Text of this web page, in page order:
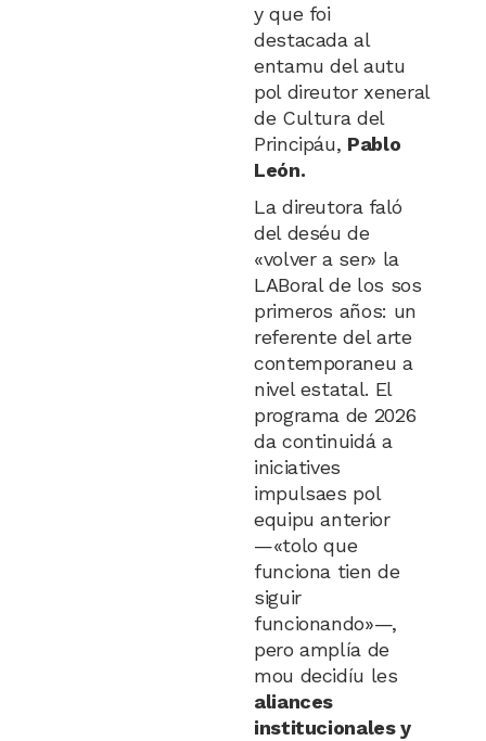
y que foi
destacada al
entamu del autu
pol direutor xeneral
de Cultura del
Principáu, Pablo
León.
La direutora faló
del deséu de
«volver a ser» la
LABoral de los sos
primeros años: un
referente del arte
contemporaneu a
nivel estatal. El
programa de 2026
da continuidá a
iniciatives
impulsaes pol
equipu anterior
—«tolo que
funciona tien de
siguir
funcionando»—,
pero amplía de
mou decidíu les
aliances
institucionales y